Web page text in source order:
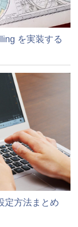
を実装する
定方法まとめ